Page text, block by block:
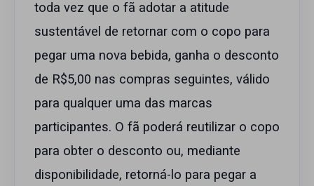
toda vez que o fã adotar a atitude
sustentável de retornar com o copo para
pegar uma nova bebida, ganha o desconto
de R$5,00 nas compras seguintes, válido
para qualquer uma das marcas
participantes. O fã poderá reutilizar o copo
para obter o desconto ou, mediante
disponibilidade, retorná-lo para pegar a